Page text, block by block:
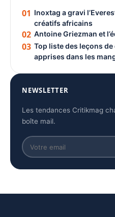
01 Inoxtag a gravi
créatifs africains
02 Antoine Griezman et
03 Top liste des leçons
apprises dans les
NEWSLETTER
Les tendances Critikmag
boîte mail.